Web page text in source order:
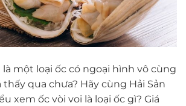
là một loại ốc có ngoại hình vô cùng
qua chưa? Hãy cùng Hải Sản
xem ốc vòi voi là loại ốc gì? Giá